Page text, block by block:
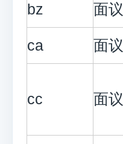
bz 面议
ca 面议
cc 面议